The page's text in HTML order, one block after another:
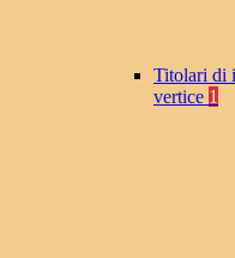
Titolari di
vertice 1